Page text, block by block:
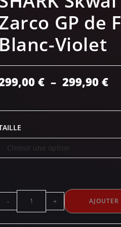
GP de
Violet
€ – 299,90 €
- +